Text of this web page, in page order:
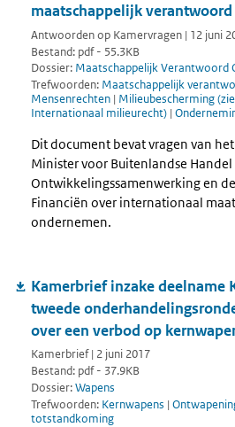
maatschappelijk
Antwoorden op Kamervragen | 12 juni
Bestand: pdf - 55.3KB
Dossier: Maatschappelijk Verantwoord
Trefwoorden: Maatschappelijk
Mensenrechten | Milieubescherming
Internationaal milieurecht) |
Dit document bevat vragen van
Minister voor Buitenlandse Handel
Ontwikkelingssamenwerking en
Financiën over internationaal
ondernemen.
Kamerbrief inzake deelname
tweede
over een verbod op
Kamerbrief | 2 juni 2017
Bestand: pdf - 37.9KB
Dossier:Wapens
Trefwoorden: Kernwapens |
totstandkoming